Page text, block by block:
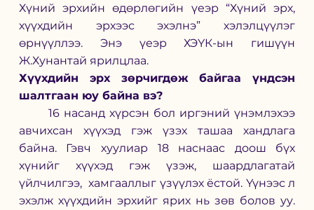
Хүний эрхийн өдөрлөгийн үеэр “Хүний эрх,
хүүхдийн эрхээс эхэлнэ” хэлэлцүүлэг
өрнүүллээ. Энэ үеэр ХЭҮК-ын гишүүн
Ж.Хунантай ярилцлаа.
Хүүхдийн эрх зөрчигдөж байгаа үндсэн
шалтгаан юу байна вэ?
авчихсан хүүхэд гэж үзэх ташаа хандлага
байна. Гэвч хуулиар 18 наснаас доош бүх
хүнийг хүүхэд гэж үзэж, шаардлагатай
үйлчилгээ,  хамгааллыг үзүүлэх ёстой. Үүнээс л
эхэлж хүүхдийн эрхийг ярих нь зөв болов уу.